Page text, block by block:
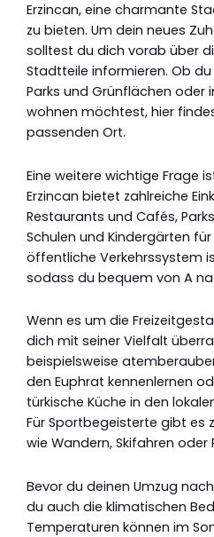
Erzincan, eine charmante
zu bieten. Um dein neues
solltest du dich vorab über
Stadtteile informieren. Ob
Parks und Grünflächen oder
wohnen möchtest, hier
passenden Ort.
Eine weitere wichtige Frage
Erzincan bietet zahlreiche
Restaurants und Cafés,
Schulen und Kindergärten
öffentliche Verkehrssystem
sodass du bequem von A
Wenn es um die
dich mit seiner Vielfalt
beispielsweise
den Euphrat kennenlernen
türkische Küche in den
Für Sportbegeisterte gibt es
wie Wandern, Skifahren oder
Bevor du deinen Umzug
du auch die klimatischen
Temperaturen können im